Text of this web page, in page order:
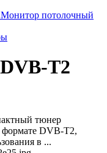
Монитор потолочный
T2
тюнер
формате DVB-T2,
в ...